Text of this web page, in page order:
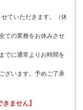
ていただきます。（休
ての業務をお休みさせ
でに通常よりお時間を
ざいます。予めご了承
ません】